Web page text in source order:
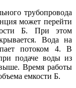
трубопровода
может перейти
Б. При этом
Вода на
потоком 4. В
подаче воды из
Время работы
емкости Б.